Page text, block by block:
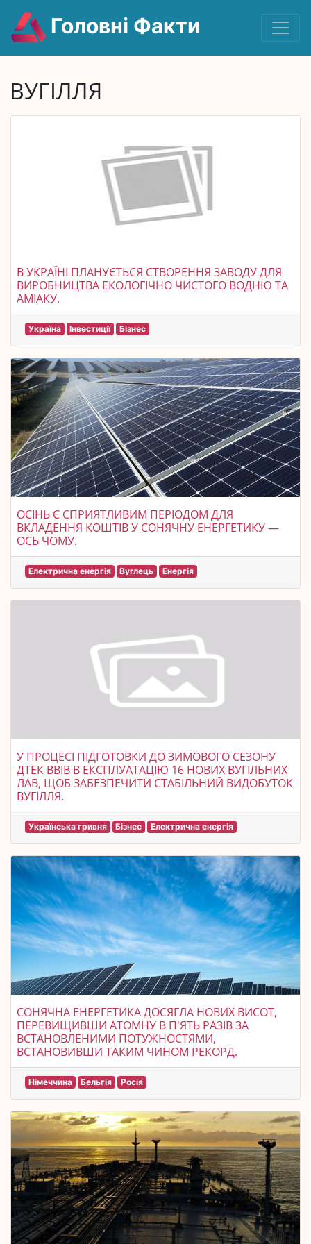
Головні Факти
ВУГІЛЛЯ
В УКРАЇНІ ПЛАНУЄТЬСЯ СТВОРЕННЯ ЗАВОДУ ДЛЯ
ВИРОБНИЦТВА ЕКОЛОГІЧНО ЧИСТОГО ВОДНЮ ТА
АМІАКУ.
Україна Інвестиції Бізнес
ОСІНЬ Є СПРИЯТЛИВИМ ПЕРІОДОМ ДЛЯ
ВКЛАДЕННЯ КОШТІВ У СОНЯЧНУ ЕНЕРГЕТИКУ —
ОСЬ ЧОМУ.
Електрична енергія Вуглець Енергія
У ПРОЦЕСІ ПІДГОТОВКИ ДО ЗИМОВОГО СЕЗОНУ
ДТЕК ВВІВ В ЕКСПЛУАТАЦІЮ 16 НОВИХ ВУГІЛЬНИХ
ЛАВ, ЩОБ ЗАБЕЗПЕЧИТИ СТАБІЛЬНИЙ ВИДОБУТОК
ВУГІЛЛЯ.
Українська гривня Бізнес Електрична енергія
СОНЯЧНА ЕНЕРГЕТИКА ДОСЯГЛА НОВИХ ВИСОТ,
ПЕРЕВИЩИВШИ АТОМНУ В П'ЯТЬ РАЗІВ ЗА
ВСТАНОВЛЕНИМИ ПОТУЖНОСТЯМИ,
ВСТАНОВИВШИ ТАКИМ ЧИНОМ РЕКОРД.
Німеччина Бельгія Росія